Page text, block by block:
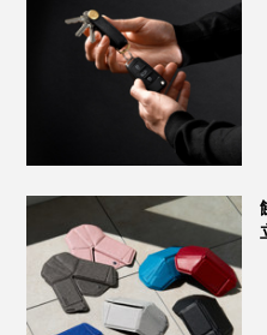
落ち着いた印象のカード
への配慮と、品質が保
WORKING GROUP：国
のトップグレインレザーを
部分的な改良ではなく、
なければならない――。
私たちにとって初めての
して、一緒につくってく
試作、テストと多くの時間
しく、心地よく使えるID
っています」（チャールズ
ジムへ着いたら、オモテ
ウラ面から、プロテイン
して、運動前の一杯を。
トレーニングを終えて着替
ンをもう一杯。同時に、
て、入館記録をピッ。あ
タッチして、帰宅へ。
ジムへ入ってから出るまで